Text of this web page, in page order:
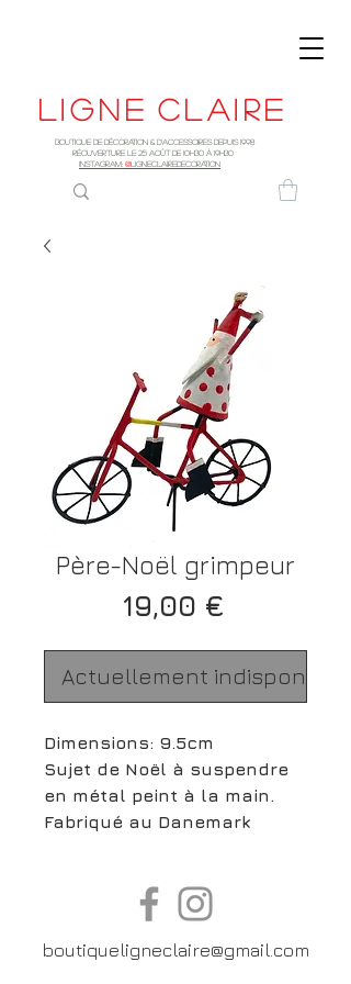
Ligne claire
Boutique de décoration & d'accessoires depuis 1998
RÉOUVERTURE LE 25 AOûT DE 10h30 à 19H30
INSTAGRAM: @LIGNECLAIREDECORATION
Père-Noël grimpeur
19,00 €Prix
Actuellement indisponible
Dimensions: 9.5cm
Sujet de Noël à suspendre
en métal peint à la main.
Fabriqué au Danemark
boutiqueligneclaire@gmail.com